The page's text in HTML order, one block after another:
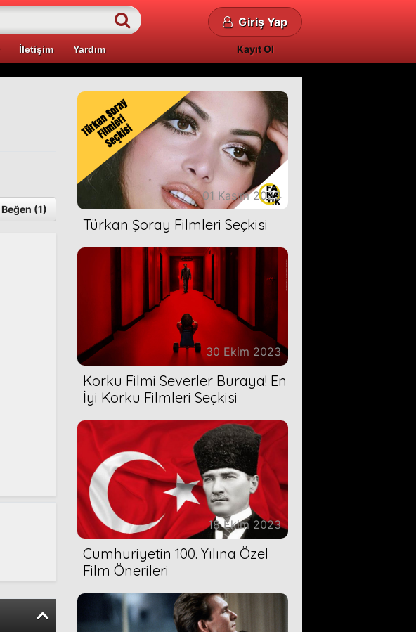
İletişim Yardım
Giriş Yap
Kayıt Ol
Beğen (1)
01 Kasım 2023
Türkan Şoray Filmleri Seçkisi
30 Ekim 2023
Korku Filmi Severler Buraya! En
İyi Korku Filmleri Seçkisi
18 Ekim 2023
Cumhuriyetin 100. Yılına Özel
Film Önerileri